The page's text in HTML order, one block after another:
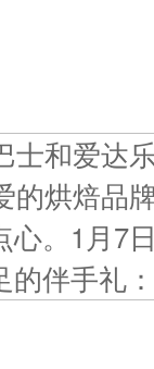
士和爱达
的烘焙品
。1月7
伴手礼